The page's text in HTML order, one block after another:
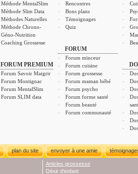
Méthode MentalSlim
Méthode Slim Data
Méthodes Naturelles
Méthode Chrono-
Géno-Nutrition
Coaching Grossesse
FORUM PREMIUM
Forum Savoir Maigrir
Forum Montignac
Forum MentalSlim
Forum SLIM data
Rencontres
Bons plans
Témoignages
Quiz
FORUM
Forum minceur
Forum cuisine
Forum grossesse
Forum maman bébé
Forum psycho
Forum forme santé
Forum beauté
Forum communauté
plan du site envoyer à une amie
Articles grossesse
Désir d'enfant